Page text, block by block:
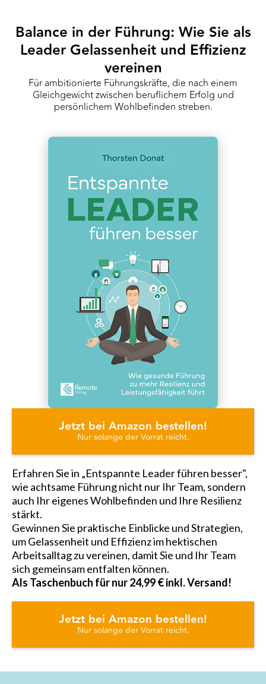
Balance in der Führung: Wie Sie als
Leader Gelassenheit und Effizienz
vereinen
Für ambitionierte Führungskräfte, die nach einem
Gleichgewicht zwischen beruflichem Erfolg und
persönlichem Wohlbefinden streben.
Jetzt bei Amazon bestellen!
Nur solange der Vorrat reicht.
Erfahren Sie in „Entspannte Leader führen besser",
wie achtsame Führung nicht nur Ihr Team, sondern
auch Ihr eigenes Wohlbefinden und Ihre Resilienz
stärkt.
Gewinnen Sie praktische Einblicke und Strategien,
um Gelassenheit und Effizienz im hektischen
Arbeitsalltag zu vereinen, damit Sie und Ihr Team
sich gemeinsam entfalten können.
Als Taschenbuch für nur 24,99 € inkl. Versand!
Jetzt bei Amazon bestellen!
Nur solange der Vorrat reicht.